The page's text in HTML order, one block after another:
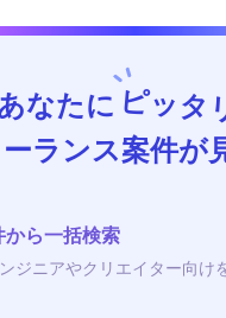
なたに ピッタ
ランス案件が
から一括検索
ジニアやクリエイター向け